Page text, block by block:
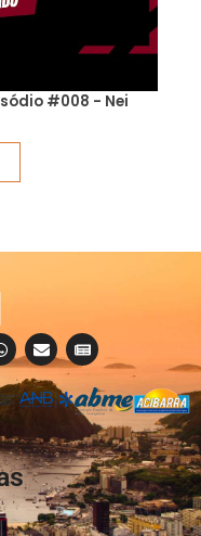
#008 - Nei